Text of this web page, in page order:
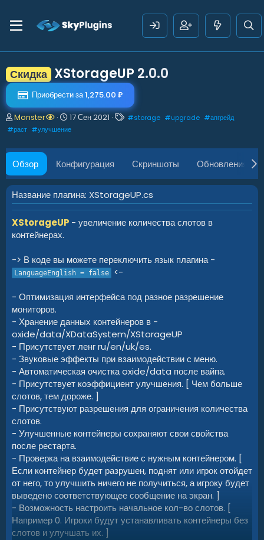
Скидка XStorageUP 2.0.0
Приобрести за 1,275.00 ₽
А
в
о
р
Monster
Д
а
а
о
з
д
а
н
и
17 Сен 2021
Т
и
#storage #upgrade #апгрейд
#раст #улучшение
Обзор Конфигурация Скриншоты Обновления
Название плагина: XStorageUP.cs
XStorageUP - увеличение количества слотов в
контейнерах.
-> В коде вы можете переключить язык плагина -
LanguageEnglish = false
<-
- Оптимизация интерфейса под разное разрешение
мониторов.
- Хранение данных контейнеров в -
oxide/data/XDataSystem/XStorageUP
- Присутствует ленг ru/en/uk/es.
- Звуковые эффекты при взаимодействии с меню.
- Автоматическая очистка oxide/data после вайпа.
- Присутствует коэффициент улучшения. [ Чем больше
слотов, тем дороже. ]
- Присутствуют разрешения для ограничения количества
слотов.
- Улучшенные контейнеры сохраняют свои свойства
после рестарта.
- Проверка на взаимодействие с нужным контейнером. [
Если контейнер будет разрушен, поднят или игрок отойдет
от него, то улучшить ничего не получиться, а игроку будет
выведено соответствующее сообщение на экран. ]
- Возможность настроить начальное кол-во слотов. [
Например 0. Игроки будут устанавливать контейнеры без
слотов и улучшать их. ]